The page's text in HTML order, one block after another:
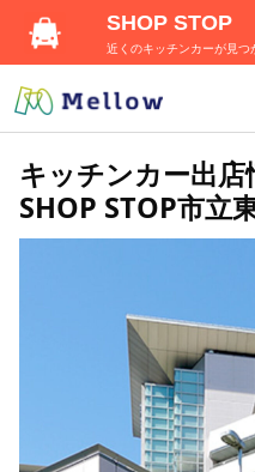
キッチンカー出店
SHOP STOP市立
SHOP STOP
近くのキッチンカーが見つ